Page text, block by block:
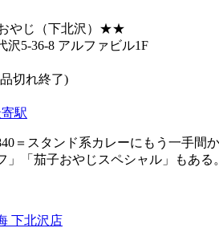
やじ（下北沢）★★
沢5-36-8 アルファビル1F
切れ終了)
駅
＝スタンド系カレーにもう一手間
「茄子おやじスペシャル」もある。
下北沢店